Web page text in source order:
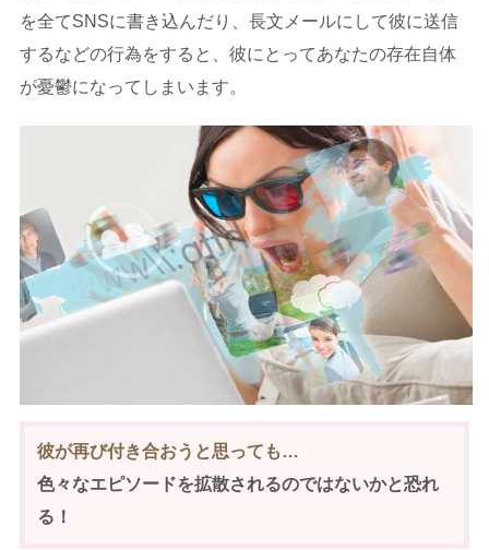
を全てSNSに書き込んだり、長文メールにして彼に送信
するなどの行為をすると、彼にとってあなたの存在自体
が憂鬱になってしまいます。
彼が再び付き合おうと思っても…
色々なエピソードを拡散されるのではないかと恐れ
る！